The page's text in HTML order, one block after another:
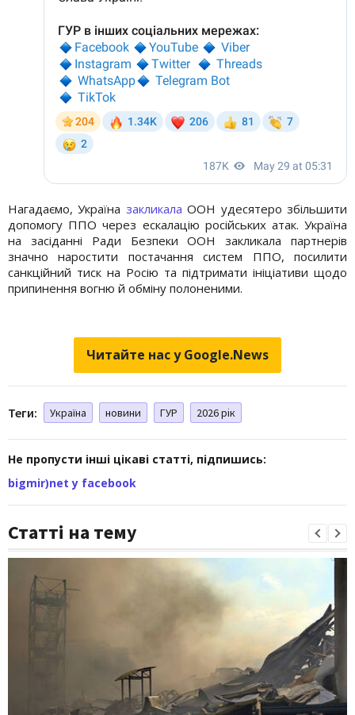
Нагадаємо, Україна закликала ООН удесятеро збільшити
допомогу ППО через ескалацію російських атак. Україна
на засіданні Ради Безпеки ООН закликала партнерів
значно наростити постачання систем ППО, посилити
санкційний тиск на Росію та підтримати ініціативи щодо
припинення вогню й обміну полоненими.
Читайте нас у Google.News
Теги: Україна новини ГУР 2026 рік
Не пропусти інші цікаві статті, підпишись:
bigmir)net у facebook
Статті на тему